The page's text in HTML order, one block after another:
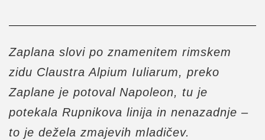
Zaplana slovi po znamenitem rimskem
zidu Claustra Alpium Iuliarum, preko
Zaplane je potoval Napoleon, tu je
potekala Rupnikova linija in nenazadnje –
to je dežela zmajevih mladičev.